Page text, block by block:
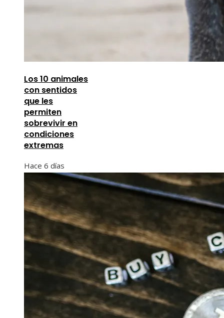
Los 10 animales
con sentidos
que les
permiten
sobrevivir en
condiciones
extremas
Hace 6 días